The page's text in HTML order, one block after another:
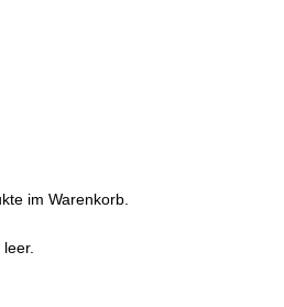
im Warenkorb.